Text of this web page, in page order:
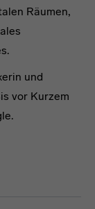
Räumen,
und
vor Kurzem